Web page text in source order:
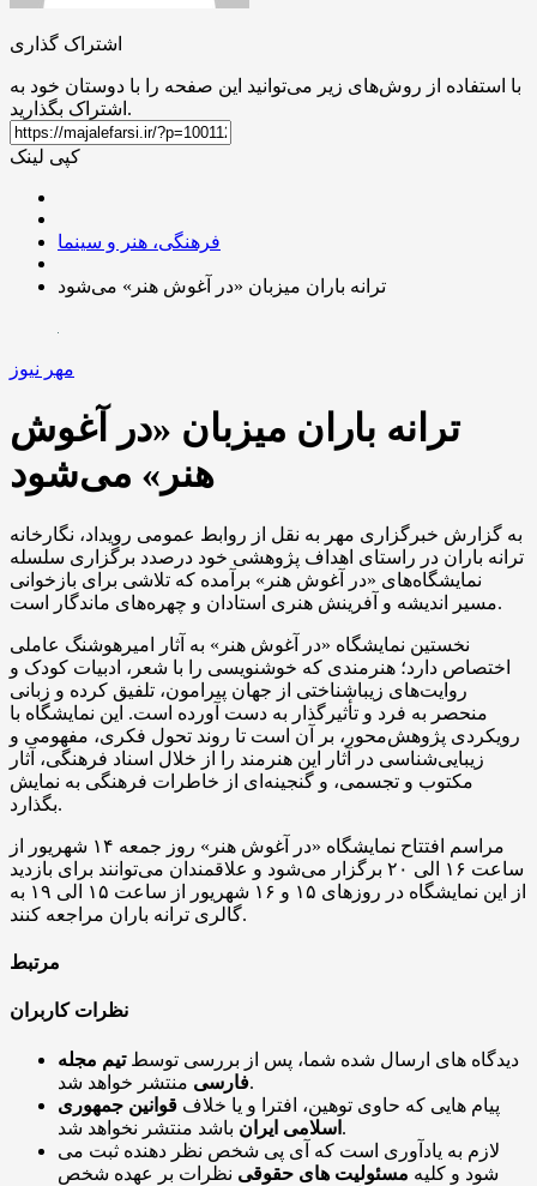
اشتراک گذاری
با استفاده از روش‌های زیر می‌توانید این صفحه را با دوستان خود به
اشتراک بگذارید.
کپی لینک
فرهنگی، هنر و سینما
ترانه باران میزبان «در آغوش هنر» می‌شود
مهر نیوز
ترانه باران میزبان «در آغوش
هنر» می‌شود
به گزارش خبرگزاری مهر به نقل از روابط عمومی رویداد، نگارخانه
ترانه باران در راستای اهداف پژوهشی خود درصدد برگزاری سلسله
نمایشگاه‌های «در آغوش هنر» برآمده که تلاشی برای بازخوانی
مسیر اندیشه و آفرینش هنری استادان و چهره‌های ماندگار است.
نخستین نمایشگاه «در آغوش هنر» به آثار امیرهوشنگ عاملی
اختصاص دارد؛ هنرمندی که خوشنویسی را با شعر، ادبیات کودک و
روایت‌های زیباشناختی از جهان پیرامون، تلفیق کرده و زبانی
منحصر به فرد و تأثیرگذار به دست آورده است. این نمایشگاه با
رویکردی پژوهش‌محور، بر آن است تا روند تحول فکری، مفهومی و
زیبایی‌شناسی در آثار این هنرمند را از خلال اسناد فرهنگی، آثار
مکتوب و تجسمی، و گنجینه‌ای از خاطرات فرهنگی به نمایش
بگذارد.
مراسم افتتاح نمایشگاه «در آغوش هنر» روز جمعه ۱۴ شهریور از
ساعت ۱۶ الی ۲۰ برگزار می‌شود و علاقمندان می‌توانند برای بازدید
از این نمایشگاه در روزهای ۱۵ و ۱۶ شهریور از ساعت ۱۵ الی ۱۹ به
گالری ترانه باران مراجعه کنند.
مرتبط
نظرات کاربران
دیدگاه های ارسال شده شما، پس از بررسی توسطتیم مجله
فارسیمنتشر خواهد شد.
پیام هایی که حاوی توهین، افترا و یا خلاف قوانین جمهوری
اسلامی ایران باشد منتشر نخواهد شد.
لازم به یادآوری است که آی پی شخص نظر دهنده ثبت می
شود و کلیه مسئولیت های حقوقی نظرات بر عهده شخص